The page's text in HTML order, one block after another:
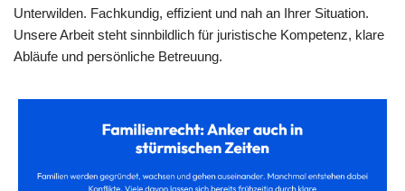
Unterwilden. Fachkundig, effizient und nah an Ihrer Situation.
Unsere Arbeit steht sinnbildlich für juristische Kompetenz, klare
Abläufe und persönliche Betreuung.